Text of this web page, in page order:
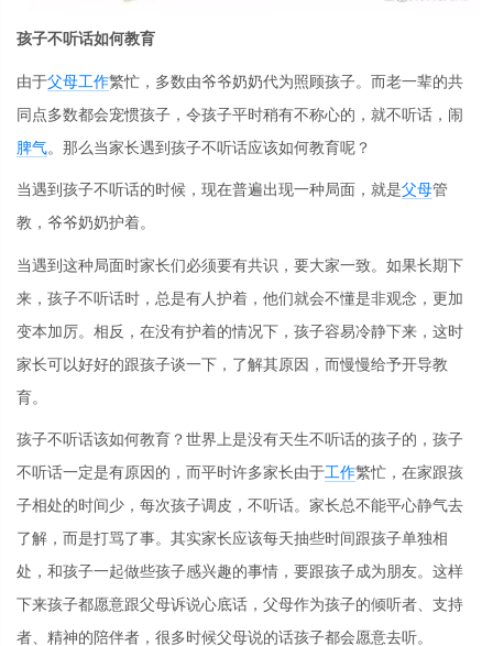
孩子不听话如何教育
由于父母工作繁忙，多数由爷爷奶奶代为照顾孩子。而老一辈的共
同点多数都会宠惯孩子，令孩子平时稍有不称心的，就不听话，闹
脾气。那么当家长遇到孩子不听话应该如何教育呢？
当遇到孩子不听话的时候，现在普遍出现一种局面，就是父母管
教，爷爷奶奶护着。
当遇到这种局面时家长们必须要有共识，要大家一致。如果长期下
来，孩子不听话时，总是有人护着，他们就会不懂是非观念，更加
变本加厉。相反，在没有护着的情况下，孩子容易冷静下来，这时
家长可以好好的跟孩子谈一下，了解其原因，而慢慢给予开导教
育。
孩子不听话该如何教育？世界上是没有天生不听话的孩子的，孩子
不听话一定是有原因的，而平时许多家长由于工作繁忙，在家跟孩
子相处的时间少，每次孩子调皮，不听话。家长总不能平心静气去
了解，而是打骂了事。其实家长应该每天抽些时间跟孩子单独相
处，和孩子一起做些孩子感兴趣的事情，要跟孩子成为朋友。这样
下来孩子都愿意跟父母诉说心底话，父母作为孩子的倾听者、支持
者、精神的陪伴者，很多时候父母说的话孩子都会愿意去听。